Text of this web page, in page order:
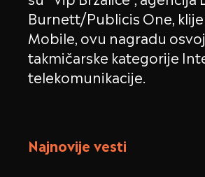
Burnett/Publicis One,
Mobile, ovu nagradu
takmičarske kategorije
telekomunikacije.
Najnovije vesti